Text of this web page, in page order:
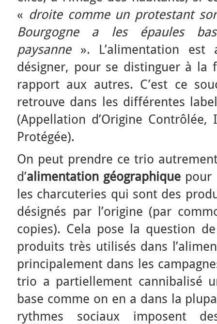
« droite comme un protestant
Bourgogne a les épaules
paysanne». L’alimentation
désigner, pour se distinguer à la
rapport aux autres. C’est ce
retrouve dans les différentes
(Appellation d’Origine Contrôlée,
Protégée).
On peut prendre ce trio
d’alimentation géographique pour
les charcuteries qui sont des
désignés par l’origine (par
copies). Cela pose la question
produits très utilisés dans
principalement dans les
trio a partiellement cannibalisé
base comme on en a dans la
rythmes sociaux imposent